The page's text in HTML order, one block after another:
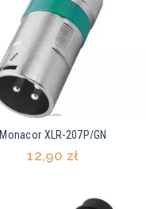
Monacor XLR-207P/GN
12,90 zł